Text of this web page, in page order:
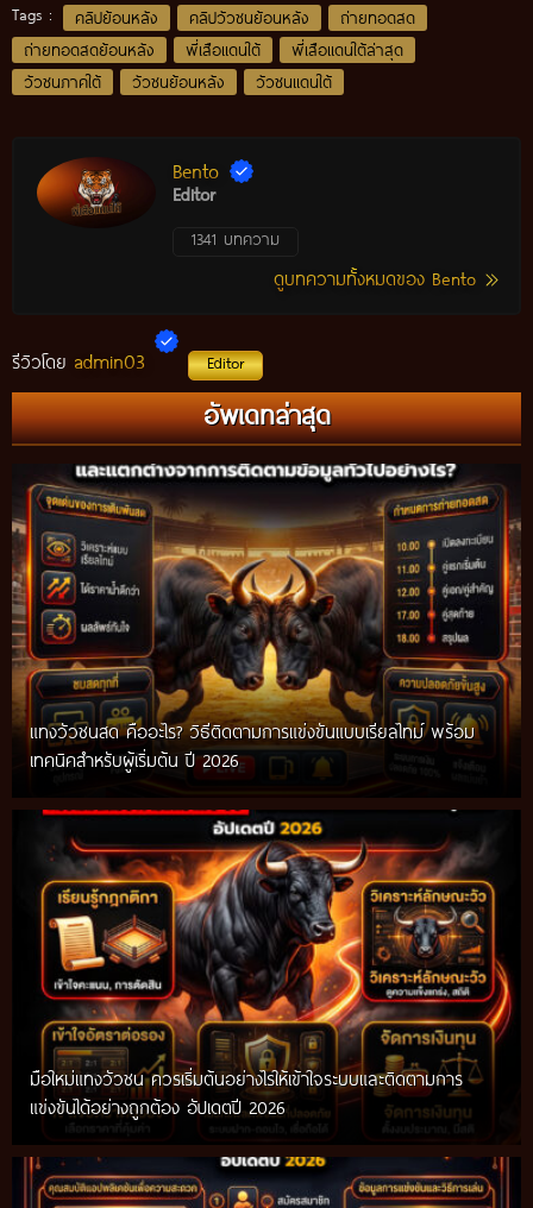
Tags : คลิปย้อนหลัง คลิปวัวชนย้อนหลัง
ถ่ายทอดสด
ถ่ายทอดสดย้อนหลัง
พี่เสือแดนใต้
พี่เสือแดนใต้ล่าสุด
วัวชนภาคใต้
วัวชนย้อนหลัง วัวชนแดนใต้
Bento
Editor
1341 บทความ
ดูบทความทั้งหมดของ Bento
รีวิวโดย admin03 Editor
อัพเดทล่าสุด
แทงวัวชนสด คืออะไร? วิธีติดตามการแข่งขันแบบเรียลไทม์ พร้อม
เทคนิคสำหรับผู้เริ่มต้น ปี 2026
มือใหม่แทงวัวชน ควรเริ่มต้นอย่างไรให้เข้าใจระบบและติดตามการ
แข่งขันได้อย่างถูกต้อง อัปเดตปี 2026